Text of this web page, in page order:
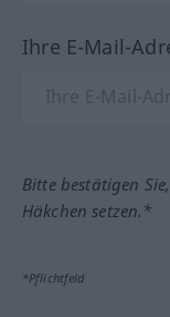
Ihre E-Mail-
Bitte bestätigen
Häkchen setzen.*
*Pflichtfeld